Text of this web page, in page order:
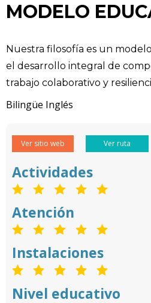
MODELO
Nuestra filosofía es un
el desarrollo integral de
trabajo colaborativo y
Bilingüe Inglés
Ver sitio web Ver ruta
Actividades
Atención
Instalaciones
Nivel educativo